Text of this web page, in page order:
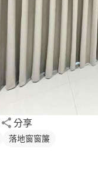
分享
落地窗窗簾